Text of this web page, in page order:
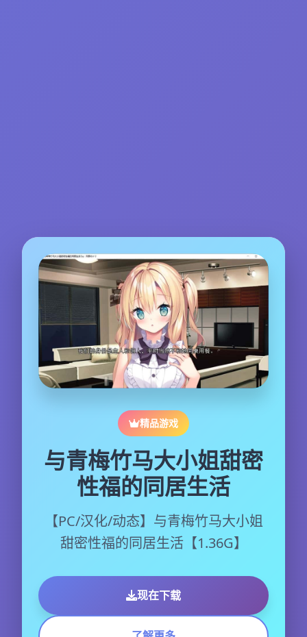
精品游戏
与青梅竹马大小姐甜密
性福的同居生活
【PC/汉化/动态】与青梅竹马大小姐
甜密性福的同居生活【1.36G】
现在下载